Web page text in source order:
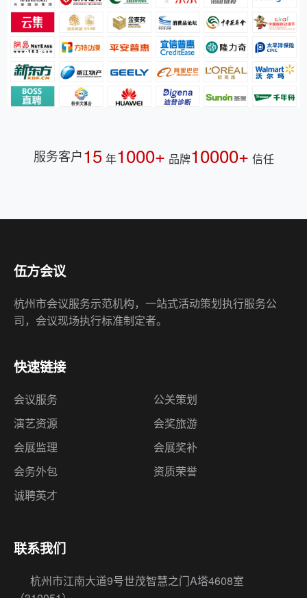
服务客户15 年1000+ 品牌10000+ 信任
伍方会议
杭州市会议服务示范机构，一站式活动策划执行服务公
司，会议现场执行标准制定者。
快速链接
会议服务
公关策划
演艺资源
会奖旅游
会展监理
会展奖补
会务外包
资质荣誉
诚聘英才
联系我们
杭州市江南大道9号世茂智慧之门A塔4608室